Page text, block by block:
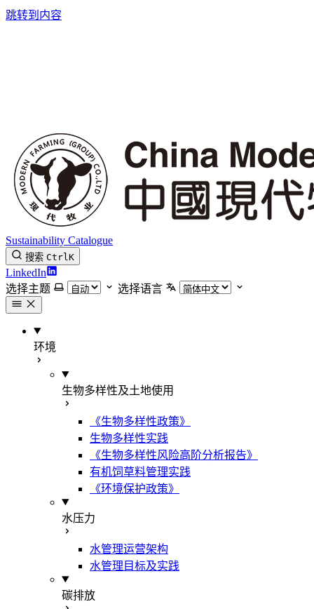
跳转到内容
Sustainability Catalogue
搜索 CtrlK
LinkedIn
选择主题
选择语言
环境
生物多样性及土地使用
《生物多样性政策》
生物多样性实践
《生物多样性风险高阶分析报告》
有机饲草料管理实践
《环境保护政策》
水压力
水管理运营架构
水管理目标及实践
碳排放